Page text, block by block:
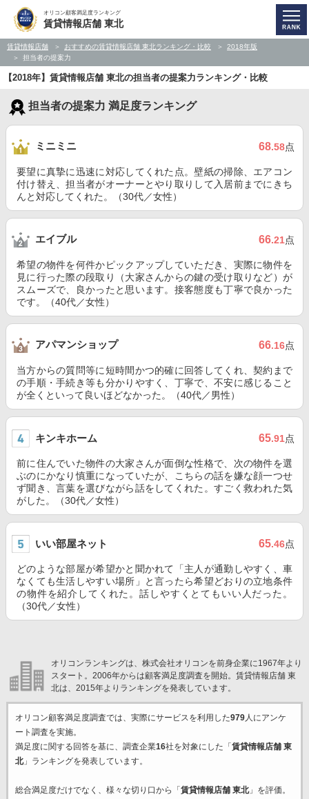
オリコン顧客満足度ランキング
賃貸情報店舗 東北
賃貸情報店舗 おすすめの賃貸情報店舗 東北ランキング・比較
2018年版
担当者の提案力
【2018年】賃貸情報店舗 東北の担当者の提案力ランキング・比較
担当者の提案力 満足度ランキング
ミニミニ 68.58点
要望に真摯に迅速に対応してくれた点。壁紙の掃除、エアコン
付け替え、担当者がオーナーとやり取りして入居前までにきち
んと対応してくれた。（30代／女性）
エイブル 66.21点
希望の物件を何件かピックアップしていただき、実際に物件を
見に行った際の段取り（大家さんからの鍵の受け取りなど）が
スムーズで、良かったと思います。接客態度も丁寧で良かった
です。（40代／女性）
アパマンショップ 66.16点
当方からの質問等に短時間かつ的確に回答してくれ、契約まで
の手順・手続き等も分かりやすく、丁寧で、不安に感じること
が全くといって良いほどなかった。（40代／男性）
キンキホーム 65.91点
前に住んでいた物件の大家さんが面倒な性格で、次の物件を選
ぶのにかなり慎重になっていたが、こちらの話を嫌な顔一つせ
ず聞き、言葉を選びながら話をしてくれた。すごく救われた気
がした。（30代／女性）
いい部屋ネット 65.46点
どのような部屋が希望かと聞かれて「主人が通勤しやすく、車
なくても生活しやすい場所」と言ったら希望どおりの立地条件
の物件を紹介してくれた。話しやすくとてもいい人だった。
（30代／女性）
オリコンランキングは、株式会社オリコンを前身企業に1967年より
スタート。2006年からは顧客満足度調査を開始。賃貸情報店舗 東
北は、2015年よりランキングを発表しています。
オリコン顧客満足度調査では、実際にサービスを利用した979人にアンケ
ート調査を実施。
満足度に関する回答を基に、調査企業16社を対象にした「 賃貸情報店舗 東
北」ランキングを発表しています。
総合満足度だけでなく、様々な切り口から「 賃貸情報店舗 東北」を評価。